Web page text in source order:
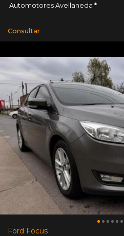
Automotores Avellaneda *
Consultar
Ford Focus